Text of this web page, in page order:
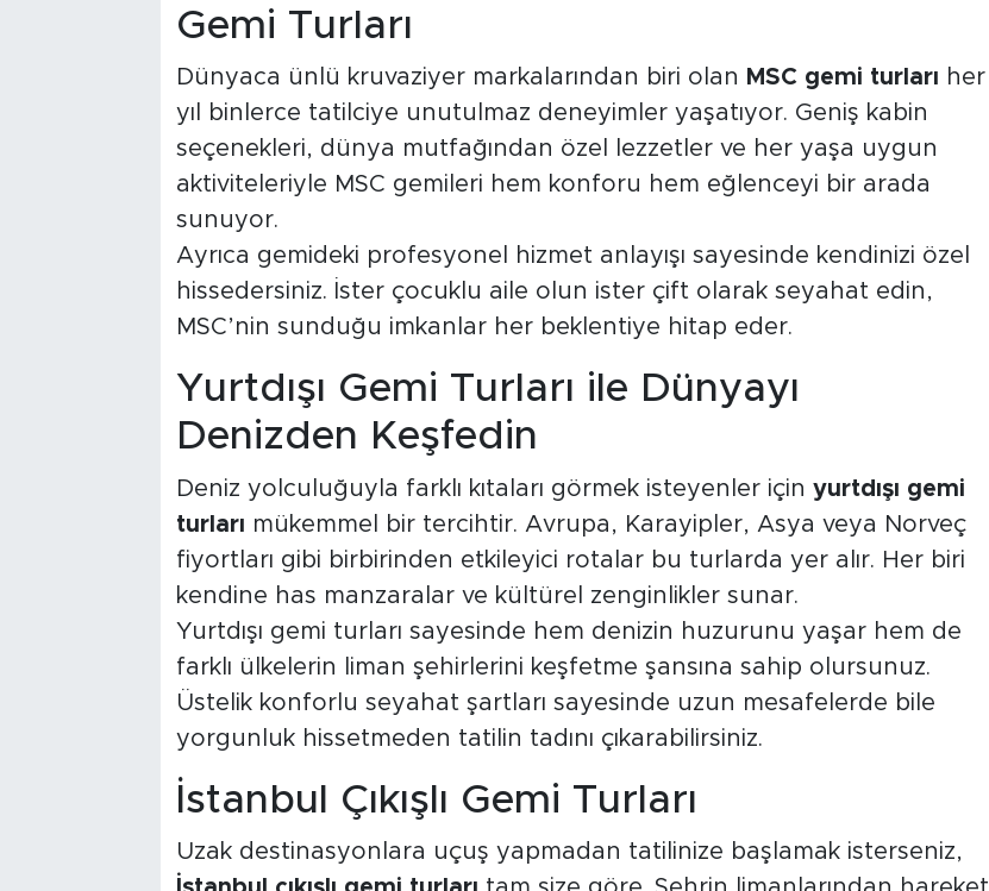
Gemi Turları
Dünyaca ünlü kruvaziyer markalarından biri olan MSC gemi turları her
yıl binlerce tatilciye unutulmaz deneyimler yaşatıyor. Geniş kabin
seçenekleri, dünya mutfağından özel lezzetler ve her yaşa uygun
aktiviteleriyle MSC gemileri hem konforu hem eğlenceyi bir arada
sunuyor.
Ayrıca gemideki profesyonel hizmet anlayışı sayesinde kendinizi özel
hissedersiniz. İster çocuklu aile olun ister çift olarak seyahat edin,
MSC’nin sunduğu imkanlar her beklentiye hitap eder.
Yurtdışı Gemi Turları ile Dünyayı
Denizden Keşfedin
Deniz yolculuğuyla farklı kıtaları görmek isteyenler için yurtdışı gemi
turları mükemmel bir tercihtir. Avrupa, Karayipler, Asya veya Norveç
fiyortları gibi birbirinden etkileyici rotalar bu turlarda yer alır. Her biri
kendine has manzaralar ve kültürel zenginlikler sunar.
Yurtdışı gemi turları sayesinde hem denizin huzurunu yaşar hem de
farklı ülkelerin liman şehirlerini keşfetme şansına sahip olursunuz.
Üstelik konforlu seyahat şartları sayesinde uzun mesafelerde bile
yorgunluk hissetmeden tatilin tadını çıkarabilirsiniz.
İstanbul Çıkışlı Gemi Turları
Uzak destinasyonlara uçuş yapmadan tatilinize başlamak isterseniz,